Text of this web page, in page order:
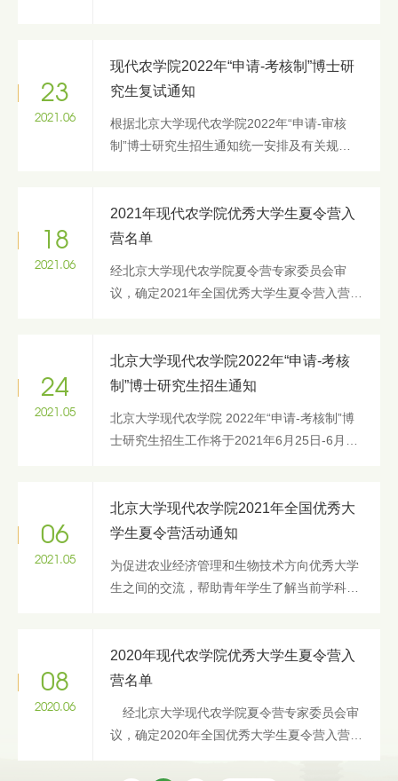
23
2021.06
现代农学院2022年“申请-考核制”博士研
究生复试通知
根据北京大学现代农学院2022年“申请-审核
制”博士研究生招生通知统一安排及有关规
经济管理专业，复试名单附后），本次复试...
18
2021.06
2021年现代农学院优秀大学生夏令营入
营名单
经北京大学现代农学院夏令营专家委员会审
议，确定2021年全国优秀大学生夏令营入营名
业经济管理 2...
24
2021.05
北京大学现代农学院2022年“申请-考核
制”博士研究生招生通知
北京大学现代农学院 2022年“申请-考核制”博
士研究生招生工作将于2021年6月25日-6月27
究生申请人须按...
06
2021.05
北京大学现代农学院2021年全国优秀大
学生夏令营活动通知
为促进农业经济管理和生物技术方向优秀大学
生之间的交流，帮助青年学生了解当前学科发
秀大学生暑期夏令营”活动。 ...
08
2020.06
2020年现代农学院优秀大学生夏令营入
营名单
经北京大学现代农学院夏令营专家委员会审
议，确定2020年全国优秀大学生夏令营入营名
单如下： 序号 姓名 所在学校 专业名称 1 曹世